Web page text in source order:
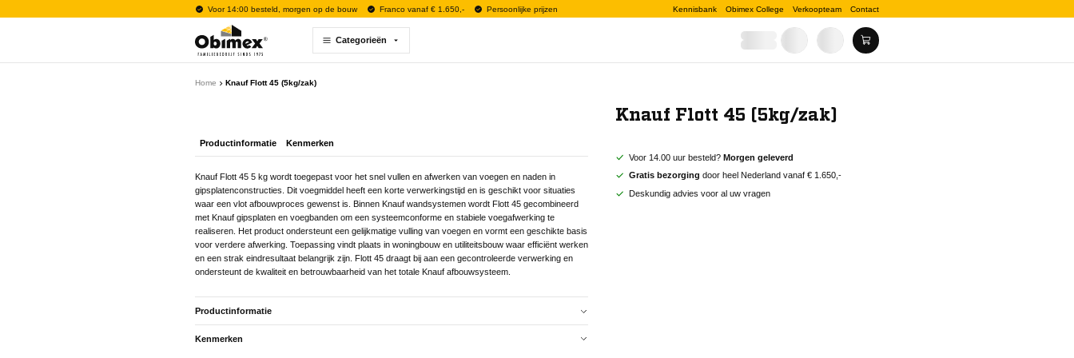
Voor 14:00 besteld, morgen op de bouw Franco vanaf € 1.650,- Persoonlijke prijzen Kennisbank Obimex College Verkoopteam Contact
Categorieën
Home Knauf Flott 45 (5kg/zak)
Knauf Flott 45 (5kg/zak)
Voor 14.00 uur besteld? Morgen geleverd
Gratis bezorging door heel Nederland vanaf € 1.650,-
Deskundig advies voor al uw vragen
Productinformatie Kenmerken
Knauf Flott 45 5 kg wordt toegepast voor het snel vullen en afwerken van voegen en naden in
gipsplatenconstructies. Dit voegmiddel heeft een korte verwerkingstijd en is geschikt voor situaties
waar een vlot afbouwproces gewenst is. Binnen Knauf wandsystemen wordt Flott 45 gecombineerd
met Knauf gipsplaten en voegbanden om een systeemconforme en stabiele voegafwerking te
realiseren. Het product ondersteunt een gelijkmatige vulling van voegen en vormt een geschikte basis
voor verdere afwerking. Toepassing vindt plaats in woningbouw en utiliteitsbouw waar efficiënt werken
en een strak eindresultaat belangrijk zijn. Flott 45 draagt bij aan een gecontroleerde verwerking en
ondersteunt de kwaliteit en betrouwbaarheid van het totale Knauf afbouwsysteem.
Productinformatie
Knauf Flott 45 5 kg wordt toegepast voor het snel vullen en afwerken van voegen en naden in
Kenmerken